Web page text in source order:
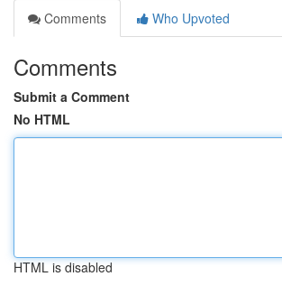
Comments
Who Upvoted
Comments
Submit a Comment
No HTML
HTML is disabled